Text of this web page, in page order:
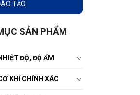
TẠO
SẢN PHẨM
ĐỘ, ĐỘ ẨM
KHÍ CHÍNH XÁC